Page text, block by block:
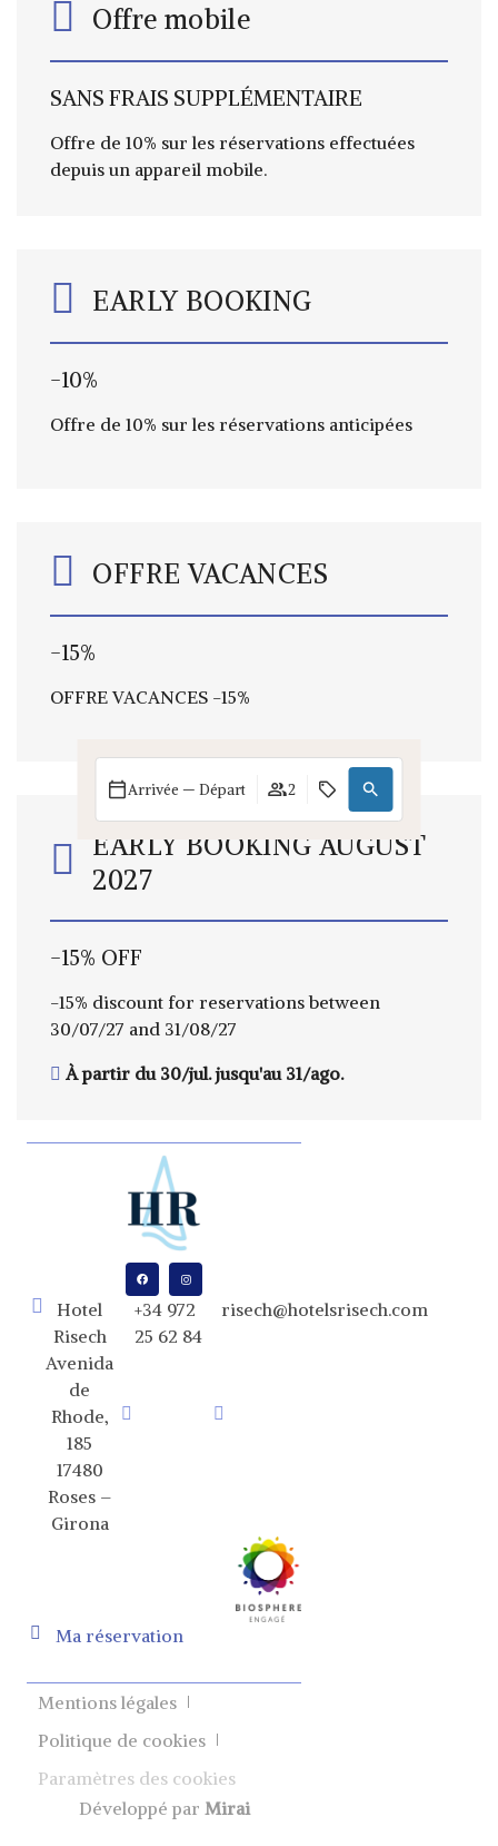
Arrivée — Départ 2
Offre mobile
SANS FRAIS SUPPLÉMENTAIRE
Offre de 10% sur les réservations effectuées
depuis un appareil mobile.
EARLY BOOKING
-10%
Offre de 10% sur les réservations anticipées
OFFRE VACANCES
-15%
OFFRE VACANCES -15%
EARLY BOOKING AUGUST
2027
-15% OFF
-15% discount for reservations between
30/07/27 and 31/08/27
À partir du 30/jul. jusqu'au 31/ago.
Hotel
Risech
Avenida
de
Rhode,
185
17480
Roses –
Girona
+34 972
25 62 84
risech@hotelsrisech.com
Ma réservation
Mentions légales
Politique de cookies
Paramètres des cookies
Développé par Mirai